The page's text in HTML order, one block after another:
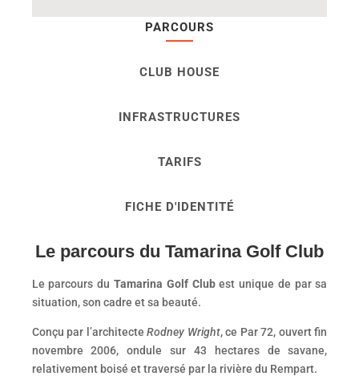
PARCOURS
CLUB HOUSE
INFRASTRUCTURES
TARIFS
FICHE D'IDENTITÉ
Le parcours du Tamarina Golf Club
Le parcours du Tamarina Golf Clubest unique de par sa
situation, son cadre et sa beauté.
Conçu par l’architecteRodney Wright, ce Par 72, ouvert fin
novembre 2006, ondule sur 43 hectares de savane,
relativement boisé et traversé par la rivière du Rempart.